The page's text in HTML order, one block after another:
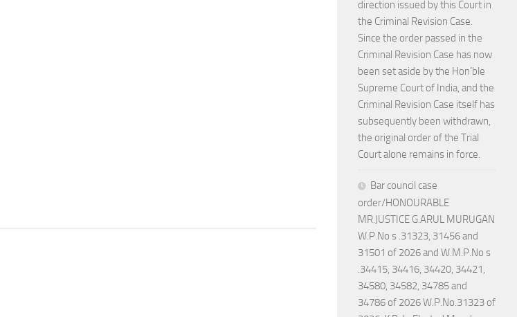
direction issued by this Court in
the Criminal Revision Case.
Since the order passed in the
Criminal Revision Case has now
been set aside by the Hon’ble
Supreme Court of India, and the
Criminal Revision Case itself has
subsequently been withdrawn,
the original order of the Trial
Court alone remains in force.
Bar council case
order/HONOURABLE
MR.JUSTICE G.ARUL MURUGAN
W.P.No s .31323, 31456 and
31501 of 2026 and W.M.P.No s
.34415, 34416, 34420, 34421,
34580, 34582, 34785 and
34786 of 2026 W.P.No.31323 of